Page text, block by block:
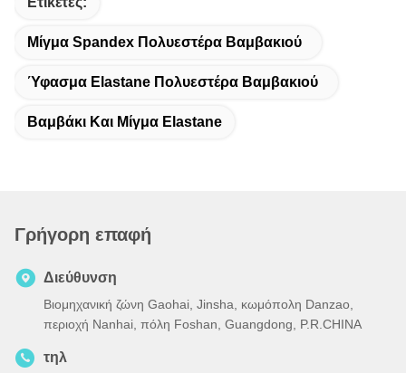
Μίγμα Spandex Πολυεστέρα Βαμβακιού
Ύφασμα Elastane Πολυεστέρα Βαμβακιού
Βαμβάκι Και Μίγμα Elastane
Γρήγορη επαφή
Διεύθυνση
Βιομηχανική ζώνη Gaohai, Jinsha, κωμόπολη Danzao,
περιοχή Nanhai, πόλη Foshan, Guangdong, P.R.CHINA
τηλ